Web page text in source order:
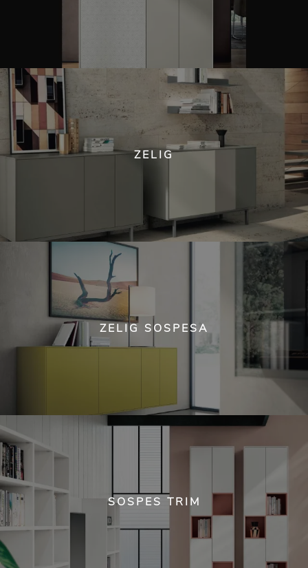
ZELIG
ZELIG SOSPESA
SOSPES TRIM